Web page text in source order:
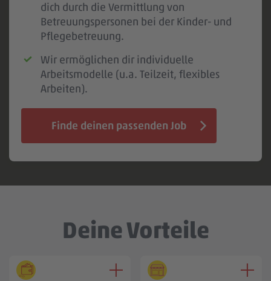
dich durch die Vermittlung von
Betreuungspersonen bei der Kinder- und
Pflegebetreuung.
Wir ermöglichen dir individuelle
Arbeitsmodelle (u.a. Teilzeit, flexibles
Arbeiten).
Finde deinen passenden Job
Deine Vorteile